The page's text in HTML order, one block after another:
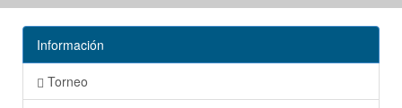
Información
Torneo